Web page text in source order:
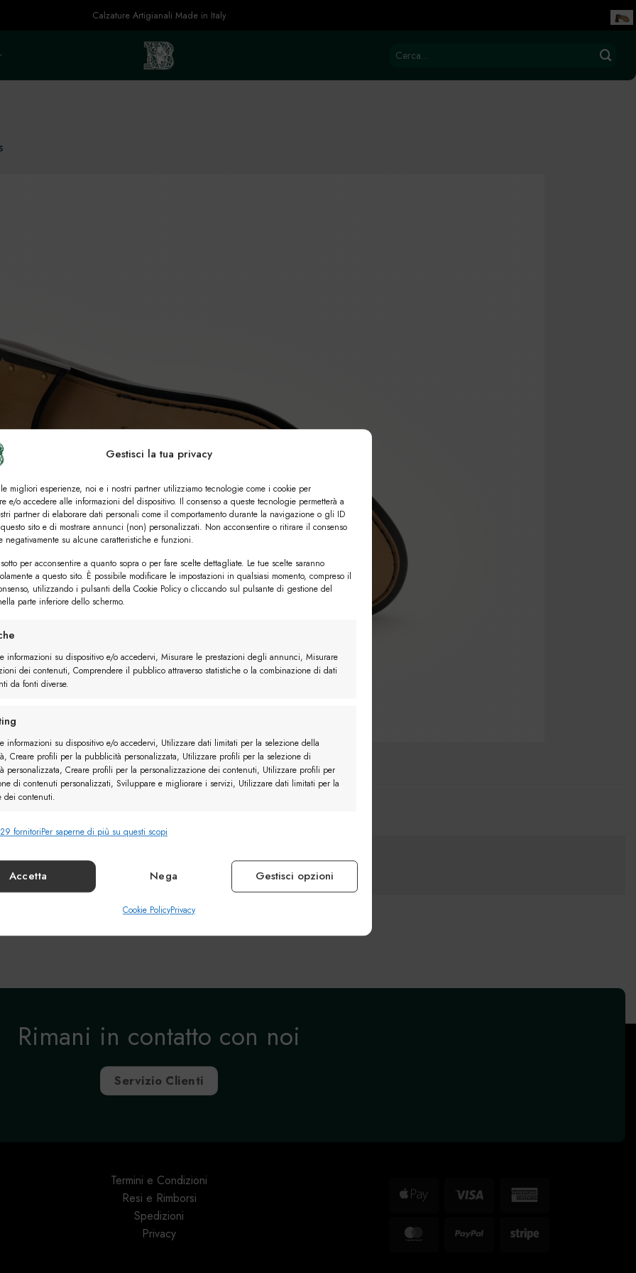
Gestisci la tua privacy
migliori esperienze, noi e i nostri partner utilizziamo tecnologie come i cookie per
e/o accedere alle informazioni del dispositivo. Il consenso a queste tecnologie permetterà a
partner di elaborare dati personali come il comportamento durante la navigazione o gli ID
sito e di mostrare annunci (non) personalizzati. Non acconsentire o ritirare il consenso
negativamente su alcune caratteristiche e funzioni.
per acconsentire a quanto sopra o per fare scelte dettagliate. Le tue scelte saranno
a questo sito. È possibile modificare le impostazioni in qualsiasi momento, compreso il
utilizzando i pulsanti della Cookie Policy o cliccando sul pulsante di gestione del
parte inferiore dello schermo.
informazioni su dispositivo e/o accedervi, Misurare le prestazioni degli annunci, Misurare
dei contenuti, Comprendere il pubblico attraverso statistiche o la combinazione di dati
da fonti diverse.
informazioni su dispositivo e/o accedervi, Utilizzare dati limitati per la selezione della
Creare profili per la pubblicità personalizzata, Utilizzare profili per la selezione di
personalizzata, Creare profili per la personalizzazione dei contenuti, Utilizzare profili per
di contenuti personalizzati, Sviluppare e migliorare i servizi, Utilizzare dati limitati per la
dei contenuti.
Identificare i dispositivi in base alle informazioni trasmesse automaticamente.
la sicurezza, prevenire e rilevare frodi, correggere
fornitoriPer saperne di più su questi scopi
Accetta Nega Gestisci opzioni
Cookie PolicyPrivacy
Calzature Artigianali Made in Italy
Cerca:
Rimani in contatto con noi
Servizio Clienti
Termini e Condizioni
Resi e Rimborsi
Spedizioni
Privacy
Apple
Visa
American
MasterCard
Stripe